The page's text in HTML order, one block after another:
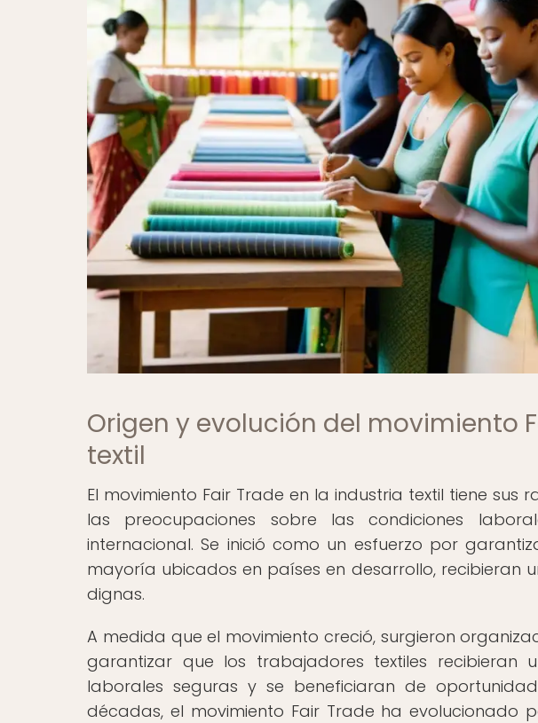
Origen y evolución del movimiento
textil
El movimiento Fair Trade en la industria textil tiene sus
las preocupaciones sobre las condiciones
internacional. Se inició como un esfuerzo por
mayoría ubicados en países en desarrollo, recibieran
dignas.
A medida que el movimiento creció, surgieron
garantizar que los trabajadores textiles recibieran
laborales seguras y se beneficiaran de
décadas, el movimiento Fair Trade ha evolucionado